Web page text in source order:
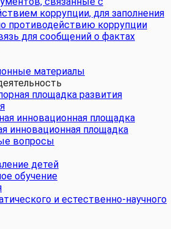
коррупции, для заполнения
противодействию коррупции
для сообщений о фактах
материалы
площадка развития
инновационная площадка
инновационная площадка
вопросы
детей
обучение
и естественно-научного